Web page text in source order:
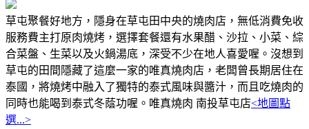
草屯聚餐好地方，隱身在草屯田中央的燒肉店，無低消費免收
服務費主打原肉燒烤，選擇套餐還有水果醋、沙拉、小菜、綜
合菜盤、生菜以及火鍋湯底，深受不少在地人喜愛喔。沒想到
草屯的田間隱藏了這麼一家的唯真燒肉店，老闆曾長期居住在
泰國，將燒烤中融入了獨特的泰式風味與醬汁，而且吃燒肉的
同時也能喝到泰式冬蔭功喔。唯真燒肉 南投草屯店<地圖點
選...>